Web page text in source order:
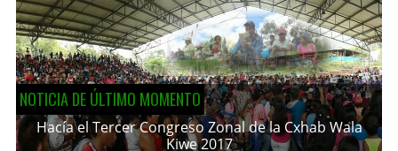
NOTICIA DE ÚLTIMO MOMENTO
Hacía el Tercer Congreso Zonal de la Cxhab Wala
Kiwe 2017